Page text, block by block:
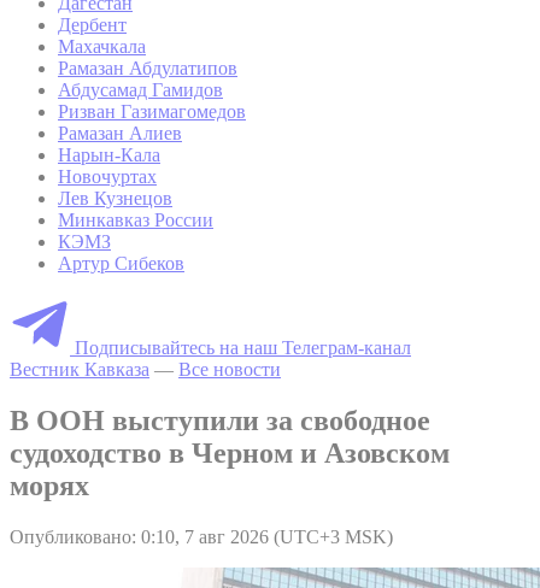
Дербент
Махачкала
Рамазан Абдулатипов
Абдусамад Гамидов
Ризван Газимагомедов
Рамазан Алиев
Нарын-Кала
Новочуртах
Лев Кузнецов
Минкавказ России
КЭМЗ
Артур Сибеков
Подписывайтесь на наш Телеграм-канал
Вестник Кавказа — Все новости
В ООН выступили за свободное
судоходство в Черном и Азовском
морях
Опубликовано: 0:10, 7 авг 2026 (UTC+3 MSK)